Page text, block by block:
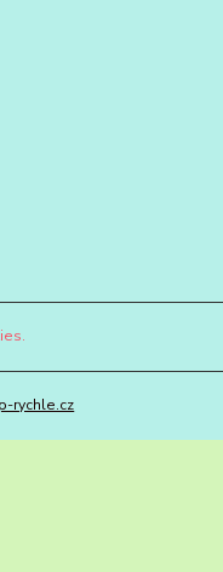
rychle.cz